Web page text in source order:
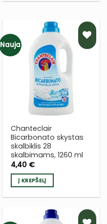
Nauja
Chanteclair
Bicarbonato skystas
skalbiklis 28
skalbimams, 1260 ml
4,40 €
Į KREPŠELĮ